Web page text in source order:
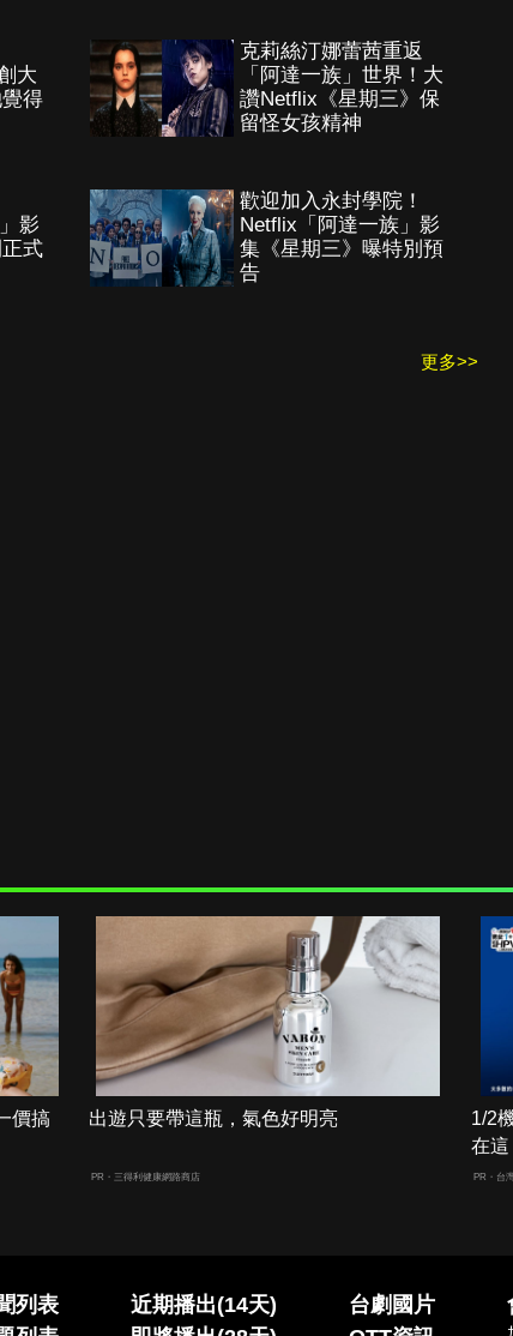
大
得
克莉絲汀娜蕾茜重返
「阿達一族」世界！大
讚Netflix《星期三》保
留怪女孩精神
影
式
歡迎加入永封學院！
Netflix「阿達一族」影
集《星期三》曝特別預
告
更多>>
價搞 出遊只要帶這瓶，氣色好明亮
PR・三得利健康網路商店
1/2
在這
PR・台
列表
近期播出(14天)
台劇國片